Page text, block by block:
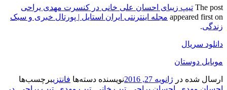
The post تیپ زیبای احسان علی خانی در کنسرت مهدی یراحی
appeared first on مجله اینترنتی ایران استایل | پورتال خبری و سبک
زندگی.
دانلود سریال
موبایل دوستان
ارسال شده در ژانویه 27, 2016 نویسنده دسته‌ها فانتزیبرچسب‌ها